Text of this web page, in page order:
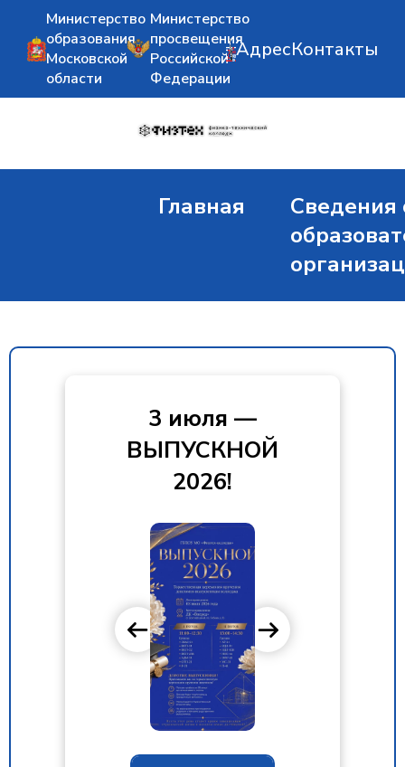
Министерство
образования
Московской
области
Министерство
просвещения
Российской
Федерации
АдресКонтакты
Главная
Сведения
3 июля —
ВЫПУСКНОЙ
2026!